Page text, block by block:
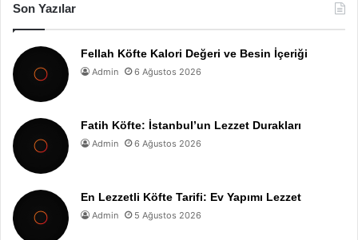
Son Yazılar
Fellah Köfte Kalori Değeri ve Besin İçeriği
Admin 6 Ağustos 2026
Fatih Köfte: İstanbul’un Lezzet Durakları
Admin 6 Ağustos 2026
En Lezzetli Köfte Tarifi: Ev Yapımı Lezzet
Admin 5 Ağustos 2026